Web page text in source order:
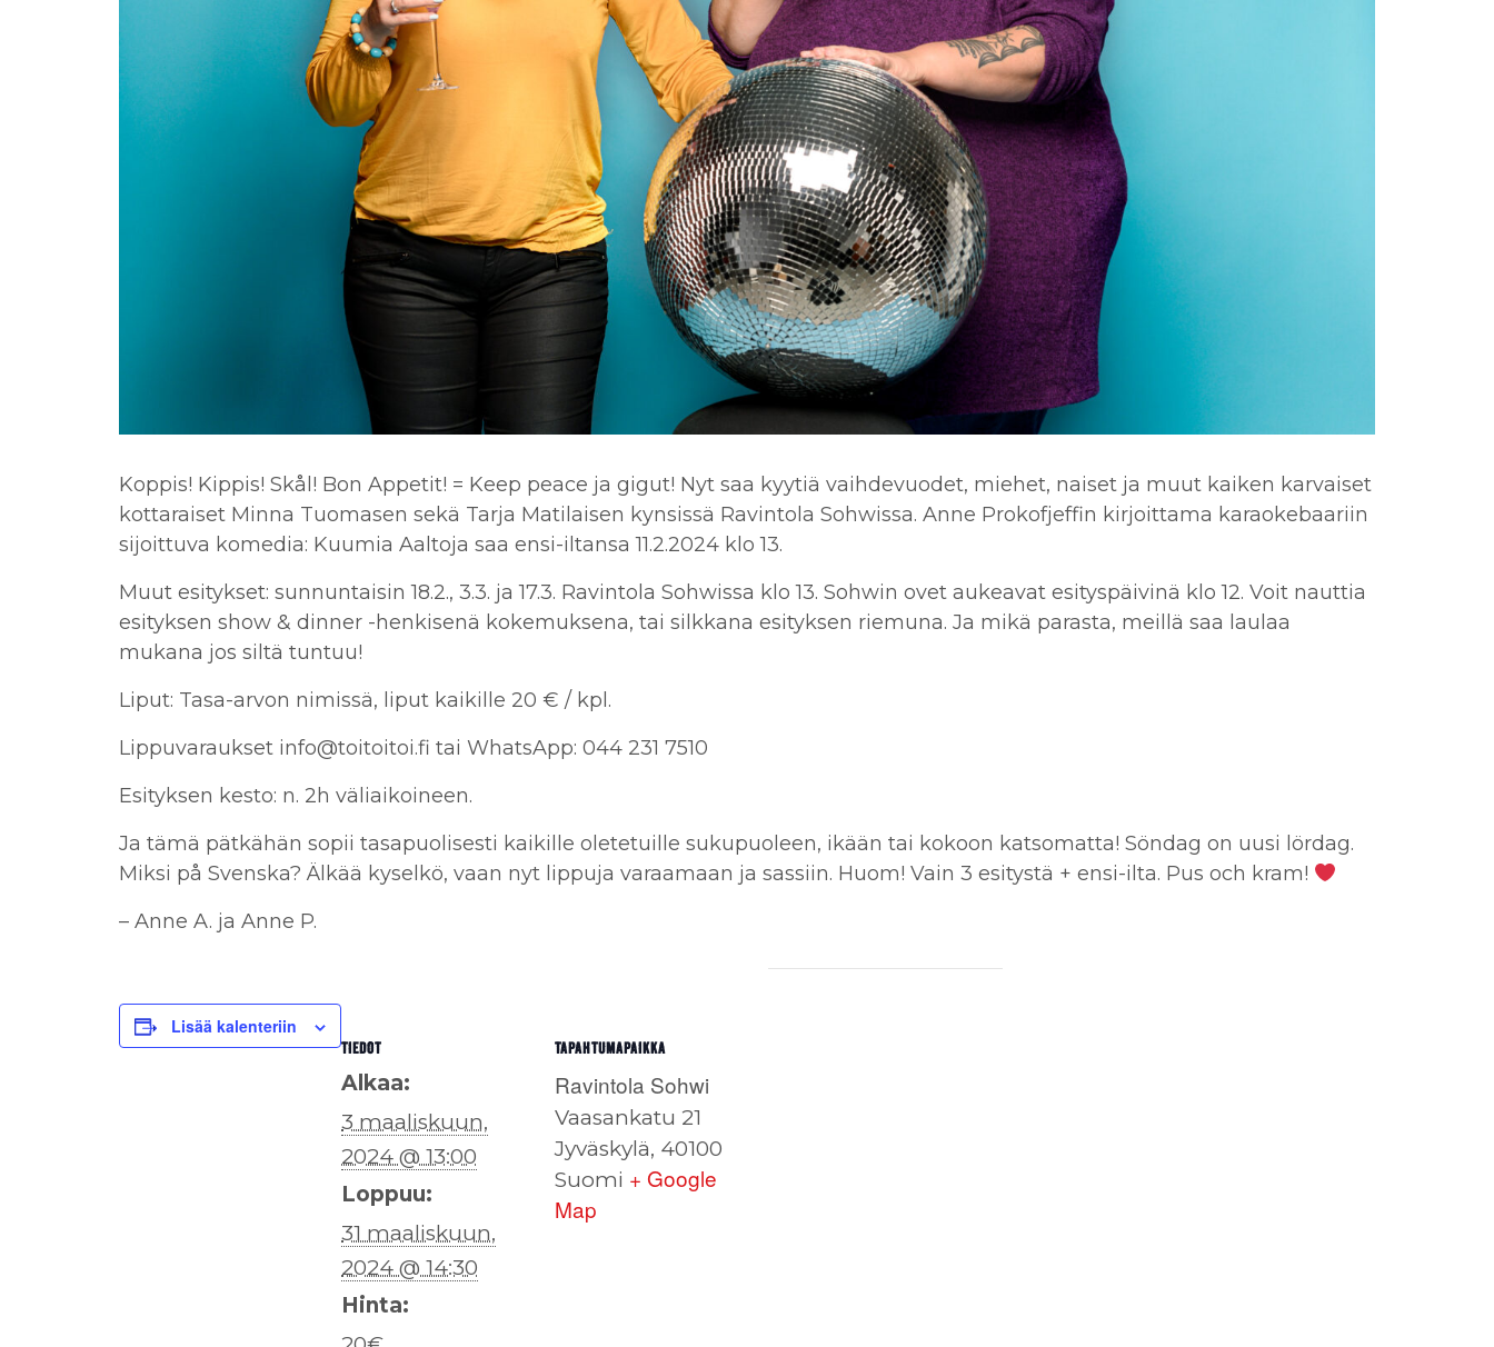
Koppis! Kippis! Skål! Bon Appetit! = Keep peace ja gigut! Nyt saa kyytiä vaihdevuodet, miehet, naiset ja muut kaiken karvaiset
kottaraiset Minna Tuomasen sekä Tarja Matilaisen kynsissä Ravintola Sohwissa. Anne Prokofjeffin kirjoittama karaokebaariin
sijoittuva komedia: Kuumia Aaltoja saa ensi-iltansa 11.2.2024 klo 13.
Muut esitykset: sunnuntaisin 18.2., 3.3. ja 17.3. Ravintola Sohwissa klo 13. Sohwin ovet aukeavat esityspäivinä klo 12. Voit nauttia
esityksen show & dinner -henkisenä kokemuksena, tai silkkana esityksen riemuna. Ja mikä parasta, meillä saa laulaa
mukana jos siltä tuntuu!
Liput: Tasa-arvon nimissä, liput kaikille 20 € / kpl.
Lippuvaraukset info@toitoitoi.fi tai WhatsApp: 044 231 7510
Esityksen kesto: n. 2h väliaikoineen.
Ja tämä pätkähän sopii tasapuolisesti kaikille oletetuille sukupuoleen, ikään tai kokoon katsomatta! Söndag on uusi lördag.
Miksi på Svenska? Älkää kyselkö, vaan nyt lippuja varaamaan ja sassiin. Huom! Vain 3 esitystä + ensi-ilta. Pus och kram!
– Anne A. ja Anne P.
Lisää kalenteriin
TIEDOT
Alkaa:
3 maaliskuun,
2024 @ 13:00
Loppuu:
31 maaliskuun,
2024 @ 14:30
Hinta:
TAPAHTUMAPAIKKA
Ravintola Sohwi
Vaasankatu 21
Jyväskylä, 40100
Suomi + Google
Map